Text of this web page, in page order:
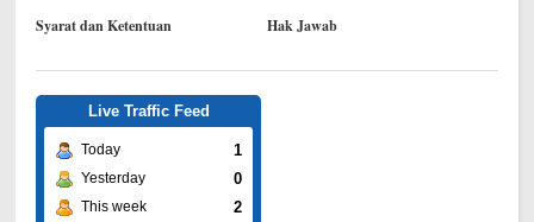
Syarat dan Ketentuan Hak Jawab
Live Traffic Feed
Today 1
Yesterday 0
This week 2